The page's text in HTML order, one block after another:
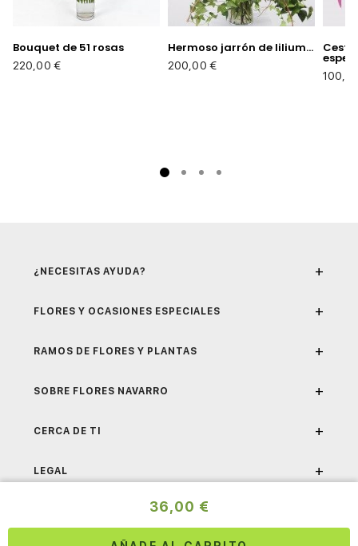
Bouquet de 51 rosas
Precio
220,00 €
Hermoso jarrón de lilium...
Precio
200,00 €
Precio
36,00 €
¿NECESITAS AYUDA? +
FLORES Y OCASIONES ESPECIALES +
RAMOS DE FLORES Y PLANTAS +
SOBRE FLORES NAVARRO +
CERCA DE TI +
LEGAL +